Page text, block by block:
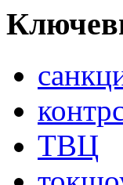
ТВЦ